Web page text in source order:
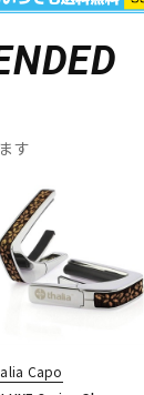
す
Capo